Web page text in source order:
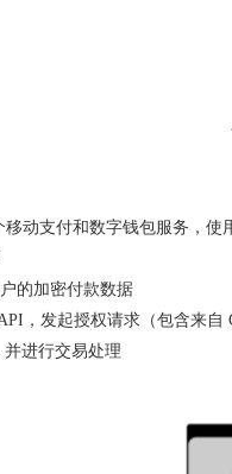
移动支付和数字钱包服务，
的加密付款数据
，发起授权请求（包含来
并进行交易处理